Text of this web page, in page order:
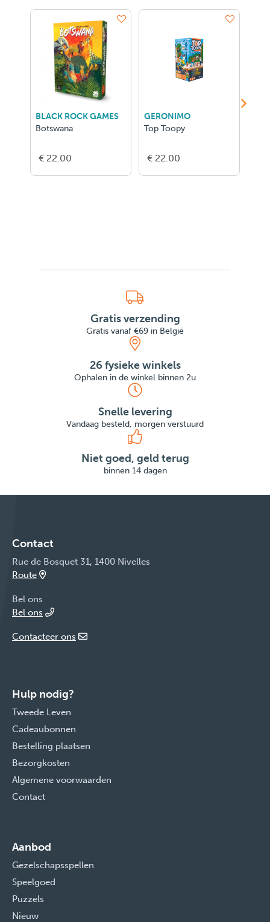
BLACK ROCK GAMES
Botswana
€ 22.00
GERONIMO
Top Toopy
€ 22.00
Gratis verzending
Gratis vanaf €69 in België
26 fysieke winkels
Ophalen in de winkel binnen 2u
Snelle levering
Vandaag besteld, morgen verstuurd
Niet goed, geld terug
binnen 14 dagen
Contact
Rue de Bosquet 31, 1400 Nivelles
Route
Bel ons
Bel ons
Contacteer ons
Hulp nodig?
Tweede Leven
Cadeaubonnen
Bestelling plaatsen
Bezorgkosten
Algemene voorwaarden
Contact
Aanbod
Gezelschapsspellen
Speelgoed
Puzzels
Nieuw